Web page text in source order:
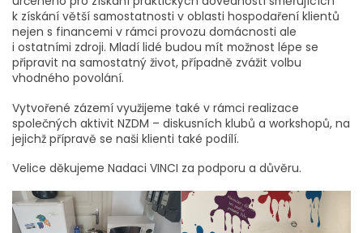
k získání větší samostatnosti v oblasti hospodaření klientů
nejen s financemi v rámci provozu domácnosti ale
i ostatními zdroji. Mladí lidé budou mít možnost lépe se
připravit na samostatný život, případně zvážit volbu
vhodného povolání.
Vytvořené zázemí využijeme také v rámci realizace
společných aktivit NZDM – diskusních klubů a workshopů, na
jejichž přípravě se naši klienti také podílí.
Velice děkujeme Nadaci VINCI za podporu a důvěru.